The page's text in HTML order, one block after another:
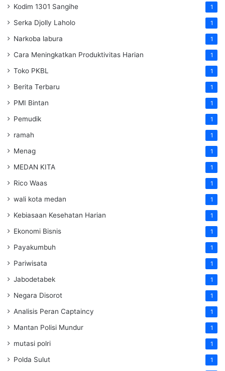
Kodim 1301 Sangihe 1
Serka Djolly Laholo 1
Narkoba labura 1
Cara Meningkatkan Produktivitas Harian 1
Toko PKBL 1
Berita Terbaru 1
PMI Bintan 1
Pemudik 1
ramah 1
Menag 1
MEDAN KITA 1
Rico Waas 1
wali kota medan 1
Kebiasaan Kesehatan Harian 1
Ekonomi Bisnis 1
Payakumbuh 1
Pariwisata 1
Jabodetabek 1
Negara Disorot 1
Analisis Peran Captaincy 1
Mantan Polisi Mundur 1
mutasi polri 1
Polda Sulut 1